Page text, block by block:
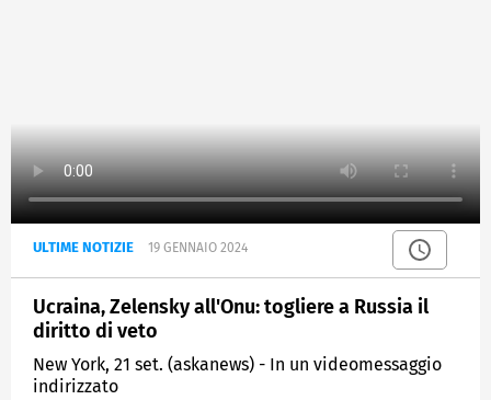
ULTIME NOTIZIE 19 GENNAIO 2024
Ucraina, Zelensky all'Onu: togliere a Russia il
diritto di veto
New York, 21 set. (askanews) - In un videomessaggio
indirizzato